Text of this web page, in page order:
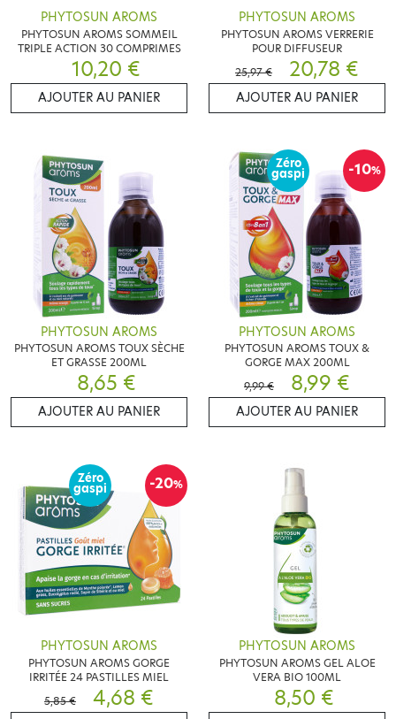
PHYTOSUN AROMS
PHYTOSUN AROMS SOMMEIL
TRIPLE ACTION 30 COMPRIMES
10,20 €
AJOUTER AU PANIER
PHYTOSUN AROMS
PHYTOSUN AROMS VERRERIE
POUR DIFFUSEUR
25,97 €
20,78 €
AJOUTER AU PANIER
PHYTOSUN AROMS
PHYTOSUN AROMS TOUX SÈCHE
ET GRASSE 200ML
8,65 €
AJOUTER AU PANIER
-10%
Zéro
gaspi
PHYTOSUN AROMS
PHYTOSUN AROMS TOUX &
GORGE MAX 200ML
9,99 €
8,99 €
AJOUTER AU PANIER
-20%
Zéro
gaspi
PHYTOSUN AROMS
PHYTOSUN AROMS GORGE
IRRITÉE 24 PASTILLES MIEL
5,85 €
4,68 €
PHYTOSUN AROMS
PHYTOSUN AROMS GEL ALOE
VERA BIO 100ML
8,50 €